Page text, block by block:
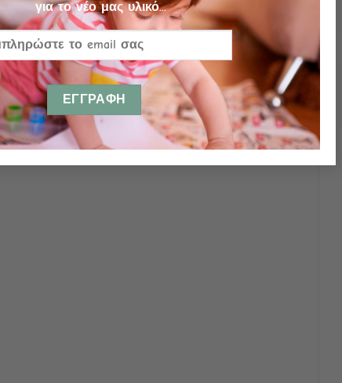
για το νέο μας υλικό...